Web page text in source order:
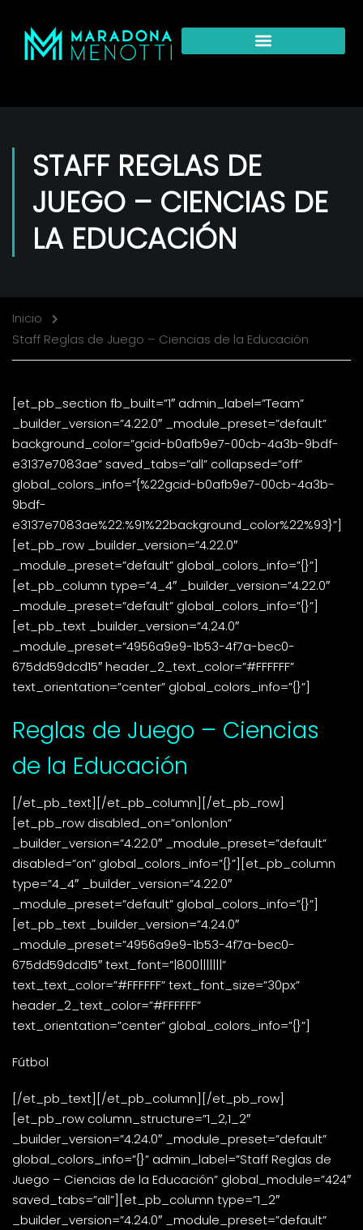
STAFF REGLAS DE
JUEGO – CIENCIAS DE
LA EDUCACIÓN
Inicio
Staff Reglas de Juego – Ciencias de la Educación
[et_pb_section fb_built=”1″ admin_label=”Team”
_builder_version=”4.22.0″ _module_preset=”default”
background_color=”gcid-b0afb9e7-00cb-4a3b-9bdf-
e3137e7083ae” saved_tabs=”all” collapsed=”off”
global_colors_info=”{%22gcid-b0afb9e7-00cb-4a3b-
9bdf-
e3137e7083ae%22:%91%22background_color%22%93}”]
[et_pb_row _builder_version=”4.22.0″
_module_preset=”default” global_colors_info=”{}”]
[et_pb_column type=”4_4″ _builder_version=”4.22.0″
_module_preset=”default” global_colors_info=”{}”]
[et_pb_text _builder_version=”4.24.0″
_module_preset=”4956a9e9-1b53-4f7a-bec0-
675dd59dcd15″ header_2_text_color=”#FFFFFF”
text_orientation=”center” global_colors_info=”{}”]
Reglas de Juego – Ciencias
de la Educación
[/et_pb_text][/et_pb_column][/et_pb_row]
[et_pb_row disabled_on=”on|on|on”
_builder_version=”4.22.0″ _module_preset=”default”
disabled=”on” global_colors_info=”{}”][et_pb_column
type=”4_4″ _builder_version=”4.22.0″
_module_preset=”default” global_colors_info=”{}”]
[et_pb_text _builder_version=”4.24.0″
_module_preset=”4956a9e9-1b53-4f7a-bec0-
675dd59dcd15″ text_font=”|800|||||||”
text_text_color=”#FFFFFF” text_font_size=”30px”
header_2_text_color=”#FFFFFF”
text_orientation=”center” global_colors_info=”{}”]
Fútbol
[/et_pb_text][/et_pb_column][/et_pb_row]
[et_pb_row column_structure=”1_2,1_2″
_builder_version=”4.24.0″ _module_preset=”default”
global_colors_info=”{}” admin_label=”Staff Reglas de
Juego – Ciencias de la Educación” global_module=”424″
saved_tabs=”all”][et_pb_column type=”1_2″
_builder_version=”4.24.0″ _module_preset=”default”